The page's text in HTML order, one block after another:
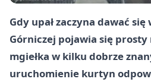
Gdy upał zaczyna dawać
Górniczej pojawia się
mgiełka w kilku dobrze
uruchomienie kurtyn